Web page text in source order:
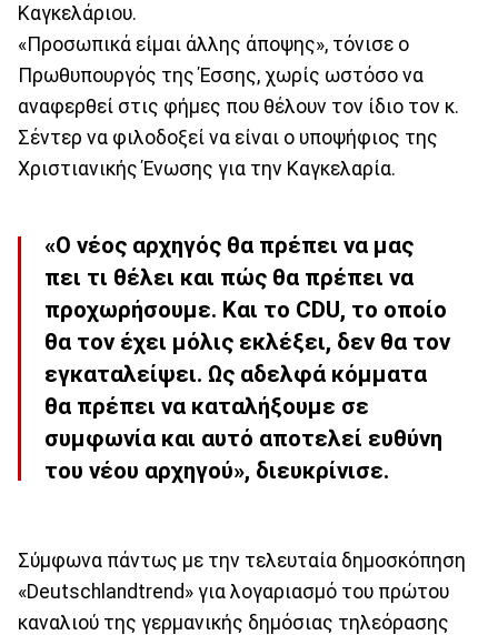
Καγκελάριου.
«Προσωπικά είμαι άλλης άποψης», τόνισε ο
Πρωθυπουργός της Έσσης, χωρίς ωστόσο να
αναφερθεί στις φήμες που θέλουν τον ίδιο τον κ.
Σέντερ να φιλοδοξεί να είναι ο υποψήφιος της
Χριστιανικής Ένωσης για την Καγκελαρία.
«Ο νέος αρχηγός θα πρέπει να μας
πει τι θέλει και πώς θα πρέπει να
προχωρήσουμε. Και το CDU, το οποίο
θα τον έχει μόλις εκλέξει, δεν θα τον
εγκαταλείψει. Ως αδελφά κόμματα
θα πρέπει να καταλήξουμε σε
συμφωνία και αυτό αποτελεί ευθύνη
του νέου αρχηγού», διευκρίνισε.
Σύμφωνα πάντως με την τελευταία δημοσκόπηση
«Deutschlandtrend» για λογαριασμό του πρώτου
καναλιού της γερμανικής δημόσιας τηλεόρασης